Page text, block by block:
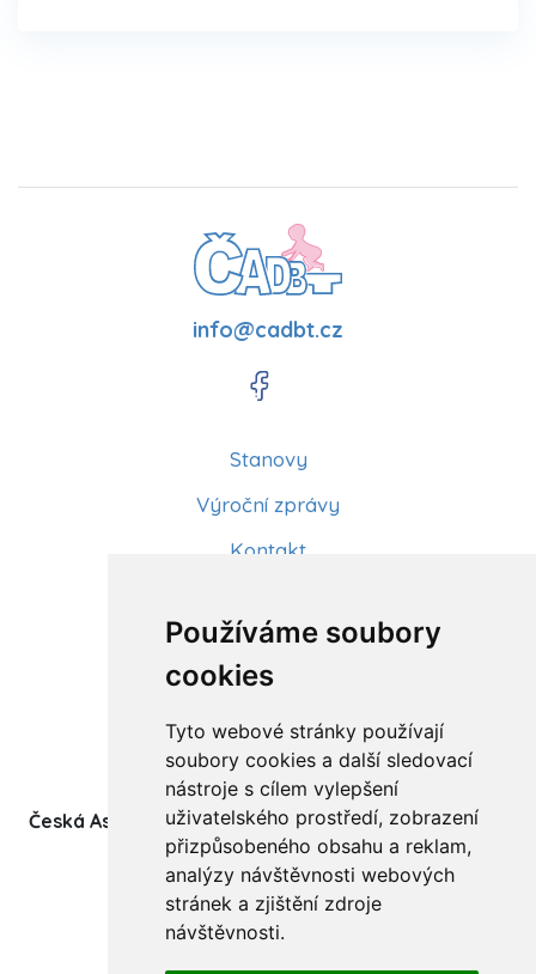
Používáme soubory
cookies
Tyto webové stránky používají
soubory cookies a další sledovací
nástroje s cílem vylepšení
uživatelského prostředí, zobrazení
přizpůsobeného obsahu a reklam,
analýzy návštěvnosti webových
stránek a zjištění zdroje
návštěvnosti.
info@cadbt.cz
Stanovy
Výroční zprávy
Kontakt
Články
Kurzy a workshopy
Sídlo ČADBT
Česká Asociace Dětských Bobath Terapeutů spolek
(z.s.)
Ukrajinská 1534
708 00 Ostrava-Poruba